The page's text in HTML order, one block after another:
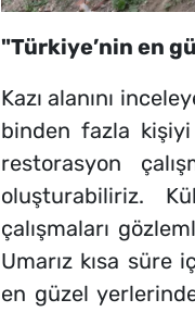
"Türkiye’nin en
Kazı alanını
binden fazla
restorasyon
oluşturabiliriz.
çalışmaları
Umarız kısa süre
en güzel